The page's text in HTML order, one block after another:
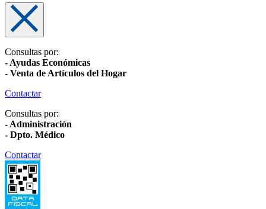
Consultas por:
- Ayudas Económicas
- Venta de Artículos del Hogar
Contactar
Consultas por:
- Administración
- Dpto. Médico
Contactar